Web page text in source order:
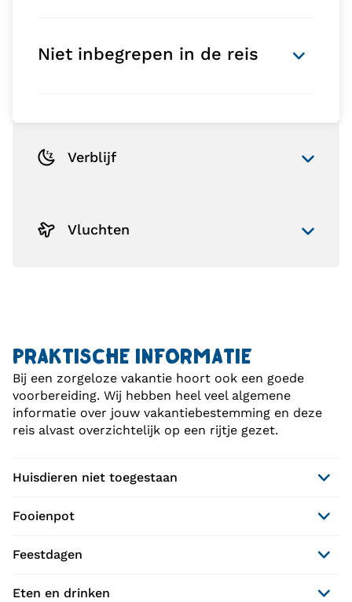
Niet inbegrepen in de reis
Verblijf
Vluchten
PRAKTISCHE INFORMATIE
Bij een zorgeloze vakantie hoort ook een goede
voorbereiding. Wij hebben heel veel algemene
informatie over jouw vakantiebestemming en deze
reis alvast overzichtelijk op een rijtje gezet.
Huisdieren niet toegestaan
Fooienpot
Feestdagen
Eten en drinken